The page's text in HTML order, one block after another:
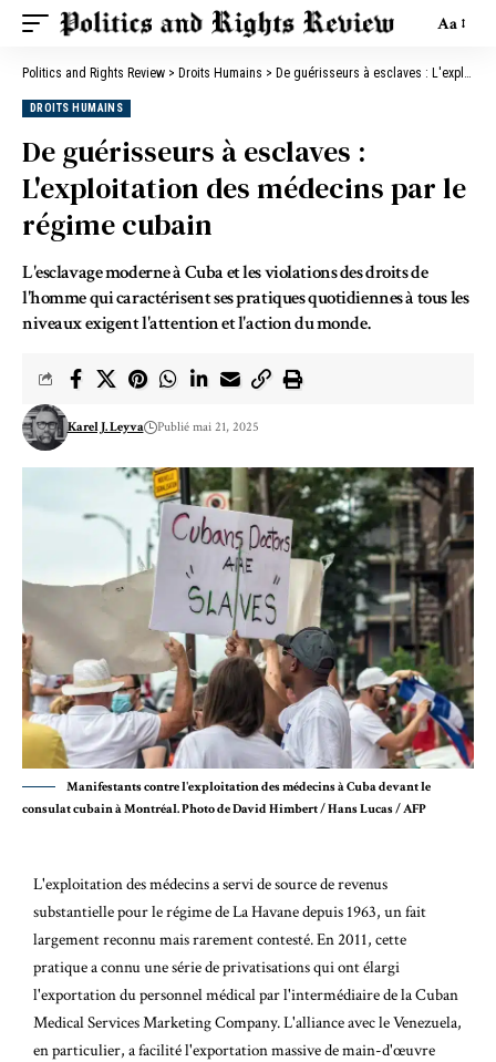
Aa
Politics and Rights Review > Droits Humains > De guérisseurs à esclaves : L'exploitation des médecins par le régime cubain
DROITS HUMAINS
De guérisseurs à esclaves :
L'exploitation des médecins par le
régime cubain
L'esclavage moderne à Cuba et les violations des droits de
l'homme qui caractérisent ses pratiques quotidiennes à tous les
niveaux exigent l'attention et l'action du monde.
Karel J. Leyva Publié mai 21, 2025
Manifestants contre l'exploitation des médecins à Cuba devant le
consulat cubain à Montréal. Photo de David Himbert / Hans Lucas / AFP
L'exploitation des médecins a servi de source de revenus
substantielle pour le régime de La Havane depuis 1963, un fait
largement reconnu mais rarement contesté. En 2011, cette
pratique a connu une série de privatisations qui ont élargi
l'exportation du personnel médical par l'intermédiaire de la Cuban
Medical Services Marketing Company. L'alliance avec le Venezuela,
en particulier, a facilité l'exportation massive de main-d'œuvre